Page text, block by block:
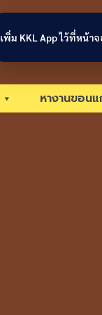
หางานขอน
เพิ่ม KKL App ไว้ที่หน้า